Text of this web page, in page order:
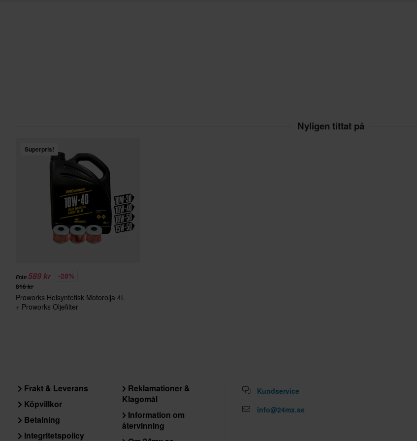
Nyligen tittat på
Superpris!
Från 589 kr -28%
816 kr
Proworks Helsyntetisk Motorolja 4L
+ Proworks Oljefilter
Frakt & Leverans
Köpvillkor
Betalning
Integritetspolicy
Reklamationer &
Klagomål
Information om
återvinning
Kundservice
info@24mx.se